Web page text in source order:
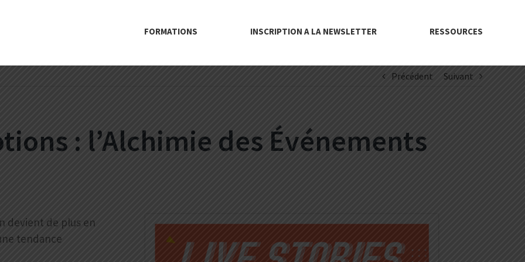
FORMATIONS INSCRIPTION A LA NEWSLETTER RESSOURCES
Précédent Suivant
: l’Alchimie des Événements
devient de plus en
tendance